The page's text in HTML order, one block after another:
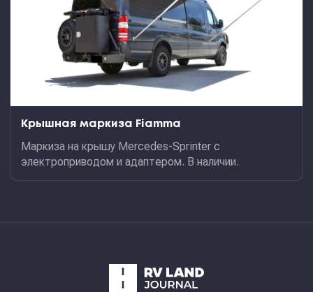
Крышная маркиза Fiamma
Маркиза на крышу Mercedes-Sprinter с
электроприводом и адаптером. В наличии.